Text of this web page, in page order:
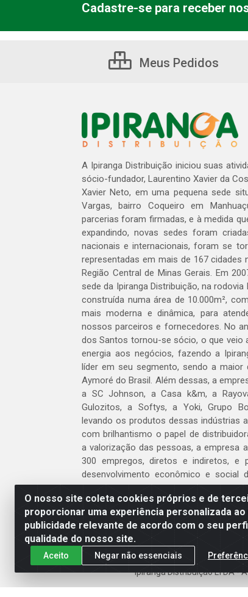
O nosso site coleta cookies próprios e de
proporcionar uma experiência personalizada
publicidade relevante de acordo com o seu
qualidade do nosso site.
Aceito Negar não essenciais
Cadastre-se para receber
Meus Pedidos
A Ipiranga Distribuição iniciou suas
sócio-fundador, Laurentino Xavier da
Xavier Neto, em uma pequena sede
Vargas, bairro Coqueiro em
parcerias foram firmadas, e à medida
expandindo, novas sedes foram
nacionais e internacionais, foram se
representadas em mais de 167 cidades
Região Central de Minas Gerais. Em
sede da Ipiranga Distribuição, na rodovia
construída numa área de 10.000m²,
mais moderna e dinâmica, para
nossos parceiros e fornecedores. No
dos Santos tornou-se sócio, o que veio
energia aos negócios, fazendo a
líder em seu segmento, sendo a maior
Aymoré do Brasil. Além dessas, a
a SC Johnson, a Casa k&m, a
Gulozitos, a Softys, a Yoki, Grupo
levando os produtos dessas indústrias
com brilhantismo o papel de
a valorização das pessoas, a empresa
300 empregos, diretos e indiretos, e
desenvolvimento econômico e social
atua.
Venha fazer parte do nosso time!
Clique aqui
Ipiranga Distribuição LTDA -